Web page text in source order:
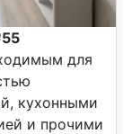
для
кухонными
и прочими